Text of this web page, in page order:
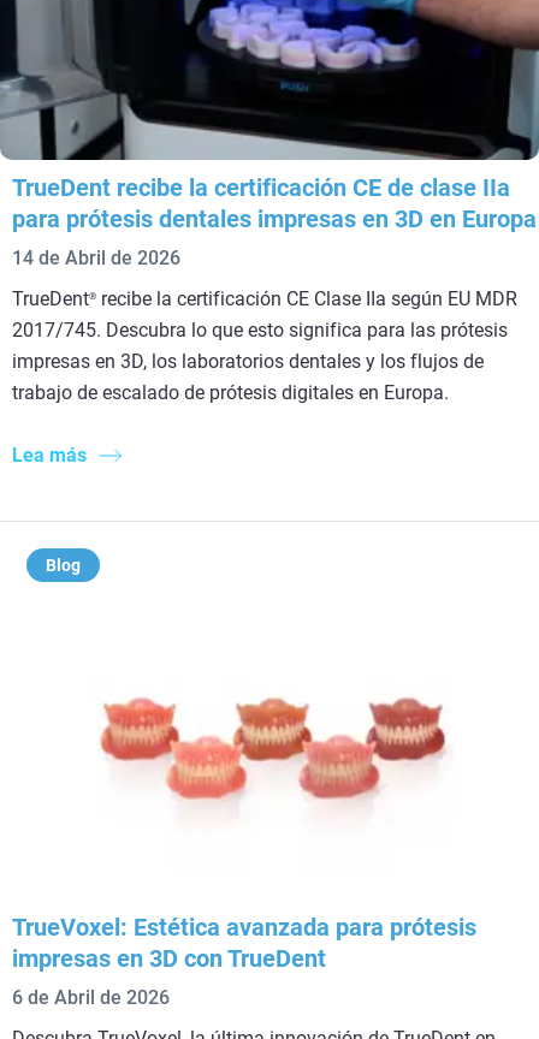
TrueDent recibe la certificación CE de clase IIa
para prótesis dentales impresas en 3D en Europa
14 de Abril de 2026
TrueDent® recibe la certificación CE Clase IIa según EU MDR
2017/745. Descubra lo que esto significa para las prótesis
impresas en 3D, los laboratorios dentales y los flujos de
trabajo de escalado de prótesis digitales en Europa.
Lea más
Blog
TrueVoxel: Estética avanzada para prótesis
impresas en 3D con TrueDent
6 de Abril de 2026